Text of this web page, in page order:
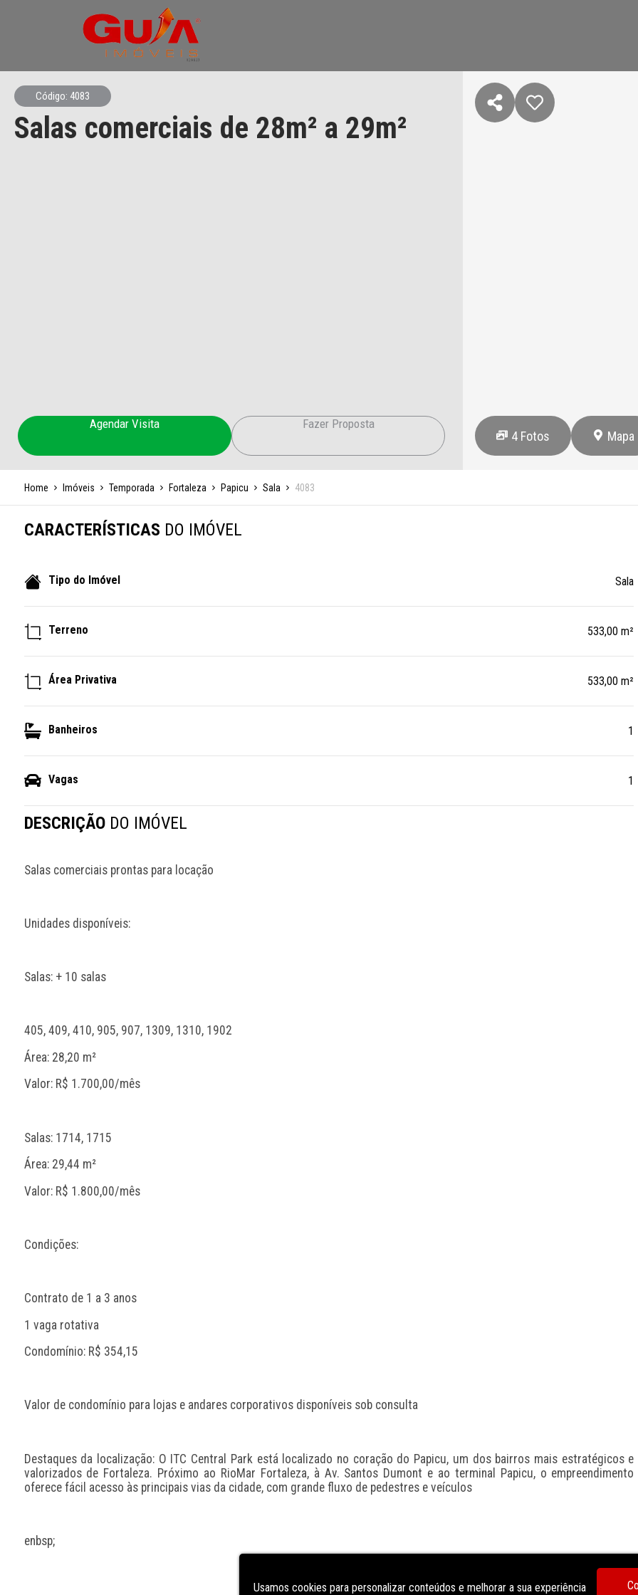
Código: 4083
Salas comerciais de 28m² a 29m²
Agendar Visita Fazer Proposta
4 Fotos Mapa
Home Imóveis Temporada Fortaleza Papicu Sala 4083
CARACTERÍSTICAS DO IMÓVEL
Tipo do Imóvel Sala
Terreno 533,00 m²
Área Privativa 533,00 m²
Banheiros 1
Vagas 1
DESCRIÇÃO DO IMÓVEL
Salas comerciais prontas para locação
Unidades disponíveis:
Salas: + 10 salas
405, 409, 410, 905, 907, 1309, 1310, 1902
Área: 28,20 m²
Valor: R$ 1.700,00/mês
Salas: 1714, 1715
Área: 29,44 m²
Valor: R$ 1.800,00/mês
Condições:
Contrato de 1 a 3 anos
1 vaga rotativa
Condomínio: R$ 354,15
Valor de condomínio para lojas e andares corporativos disponíveis sob consulta
Destaques da localização: O ITC Central Park está localizado no coração do Papicu, um dos bairros mais estratégicos e
valorizados de Fortaleza. Próximo ao RioMar Fortaleza, à Av. Santos Dumont e ao terminal Papicu, o empreendimento
oferece fácil acesso às principais vias da cidade, com grande fluxo de pedestres e veículos
enbsp;
Usamos cookies para personalizar conteúdos e melhorar a sua experiência